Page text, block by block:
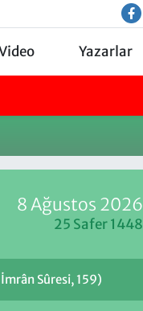
Yazarlar
8 Ağustos 2026
25 Safer 1448
Sûresi, 159)